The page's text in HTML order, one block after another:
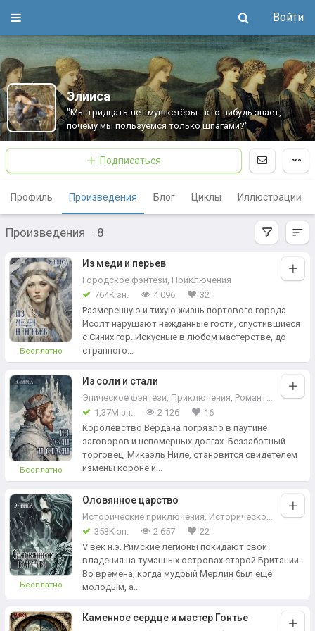
Войти
Элииса
"Мы тридцать лет мушкетёры - кто-нибудь знает,
почему мы пользуемся только шпагами?"
Подписаться
Профиль Произведения Блог Циклы Иллюстрации
Произведения · 8
Бесплатно
Из меди и перьев
Городское фэнтези, Приключения
764K зн.
4 096
32
Размеренную и тихую жизнь портового города
Исолт нарушают нежданные гости, спустившиеся
с Синих гор. Искусные в любом мастерстве, до
странного...
Бесплатно
Из соли и стали
Эпическое фэнтези, Приключения, Романтическое фэнтези
1,37М зн.
2 126
16
Королевство Вердана погрязло в паутине
заговоров и непомерных долгах. Беззаботный
торговец, Микаэль Ниле, становится свидетелем
измены короне и...
Бесплатно
Оловянное царство
Исторические приключения, Историческое фэнтези
353K зн.
2 657
22
V век н.э. Римские легионы покидают свои
владения на туманных островах старой Британии.
Во времена, когда мудрый Мерлин был ещё
молодым, а...
Каменное сердце и мастер Гонтье